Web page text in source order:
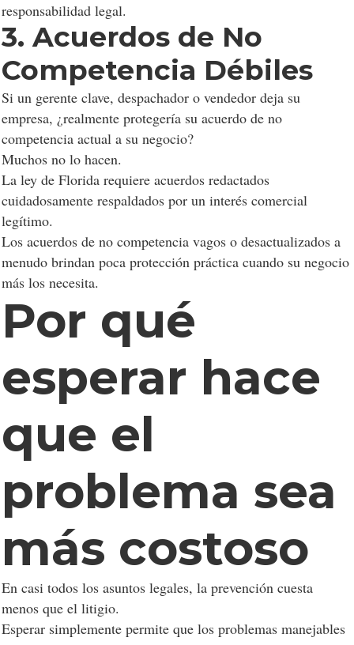
responsabilidad legal.
3. Acuerdos de No
Competencia Débiles
Si un gerente clave, despachador o vendedor deja su
empresa, ¿realmente protegería su acuerdo de no
competencia actual a su negocio?
Muchos no lo hacen.
La ley de Florida requiere acuerdos redactados
cuidadosamente respaldados por un interés comercial
legítimo.
Los acuerdos de no competencia vagos o desactualizados a
menudo brindan poca protección práctica cuando su negocio
más los necesita.
Por qué
esperar hace
que el
problema sea
más costoso
En casi todos los asuntos legales, la prevención cuesta
menos que el litigio.
Esperar simplemente permite que los problemas manejables